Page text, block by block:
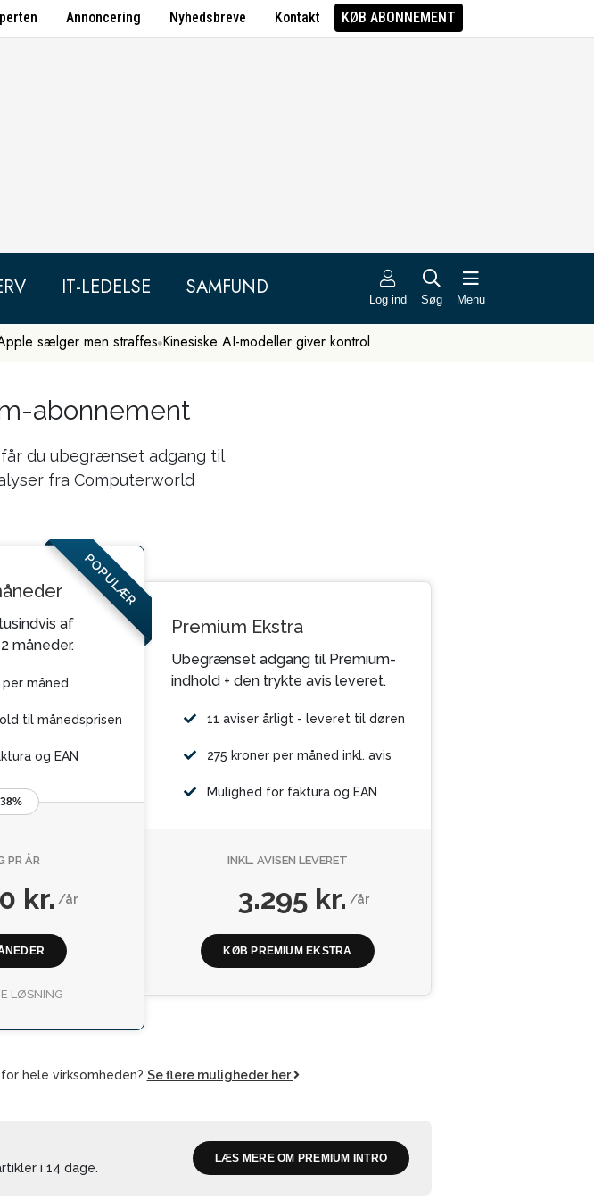
Annoncering Nyhedsbreve Kontakt KØB ABONNEMENT
IT-LEDELSE SAMFUND Log ind Søg Menu
sælger men straffes Kinesiske AI-modeller giver kontrol
abonnement
du ubegrænset adgang til
fra Computerworld
POPULÆR
af
måneder.
per måned
til månedsprisen
og EAN
PR ÅR
kr./år
LØSNING
Premium Ekstra
Ubegrænset adgang til Premium-
indhold + den trykte avis leveret.
11 aviser årligt - leveret til døren
275 kroner per måned inkl. avis
Mulighed for faktura og EAN
INKL. AVISEN LEVERET
3.295 kr./år
KØB PREMIUM EKSTRA
hele virksomheden? Se flere muligheder her
i 14 dage.
LÆS MERE OM PREMIUM INTRO